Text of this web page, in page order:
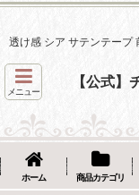
透け感 シア サテンテープ
メニュー
【公式
ホーム 商品カテゴリ